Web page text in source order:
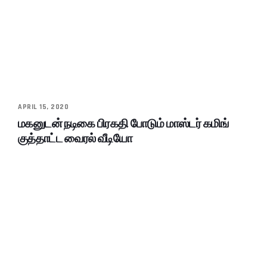
APRIL 15, 2020
மகனுடன் நடிகை பிரகதி போடும் மாஸ்டர் கமிங்
குத்தாட்ட வைரல் வீடியோ